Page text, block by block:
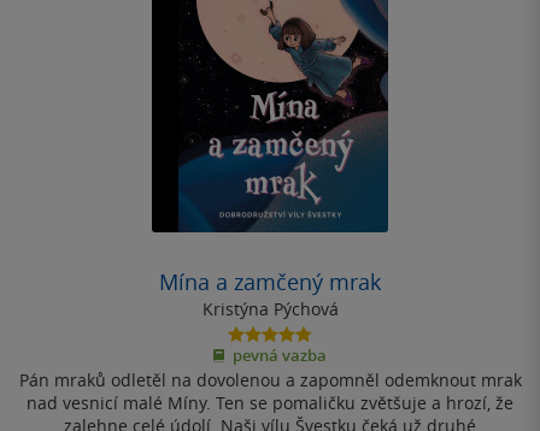
Mína a zamčený mrak
Kristýna Pýchová
4.8
z
5
hvězdiček
pevná vazba
Pán mraků odletěl na dovolenou a zapomněl odemknout mrak
nad vesnicí malé Míny. Ten se pomaličku zvětšuje a hrozí, že
zalehne celé údolí. Naši vílu Švestku čeká už druhé